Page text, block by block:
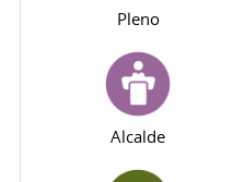
Pleno
Alcalde